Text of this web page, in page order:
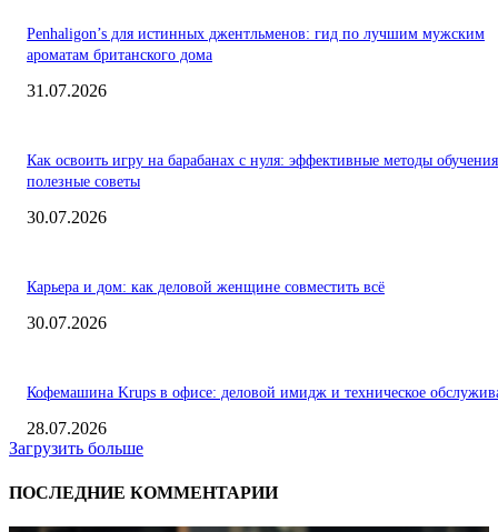
Penhaligon’s для истинных джентльменов: гид по лучшим мужским
ароматам британского дома
31.07.2026
Как освоить игру на барабанах с нуля: эффективные методы
полезные советы
30.07.2026
Карьера и дом: как деловой женщине совместить всё
30.07.2026
Кофемашина Krups в офисе: деловой имидж и техническое
28.07.2026
Загрузить больше
ПОСЛЕДНИЕ КОММЕНТАРИИ